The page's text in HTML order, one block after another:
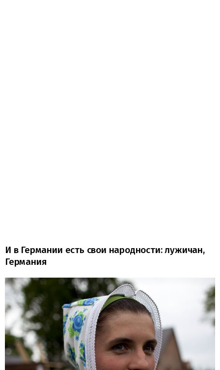
И в Германии есть свои народности: лужичан,
Германия